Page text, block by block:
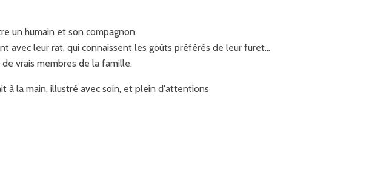
un humain et son compagnon.
avec leur rat, qui connaissent les goûts préférés de leur furet…
de vrais membres de la famille.
à la main, illustré avec soin, et plein d'attentions